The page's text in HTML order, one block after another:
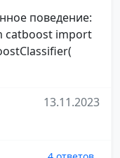
поведение:
catboost import
13.11.2023